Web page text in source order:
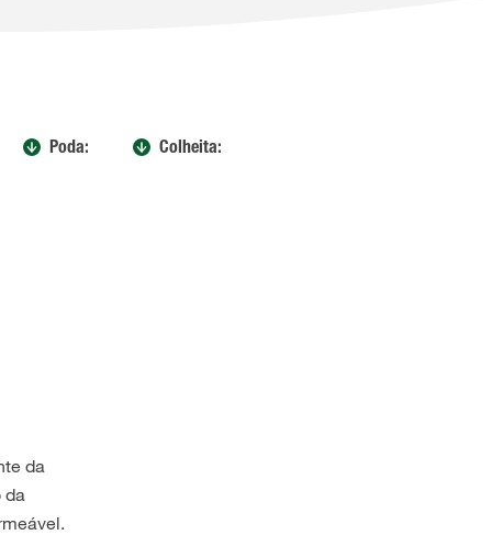
Poda: Colheita:
da
da